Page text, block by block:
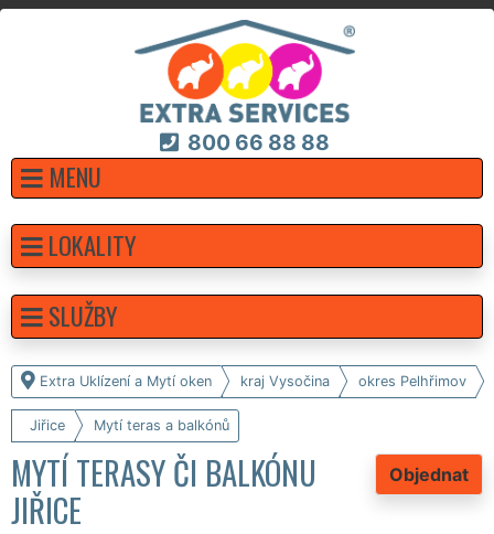
800 66 88 88
MENU
Extra Uklízení a Mytí oken kraj Vysočina okres Pelhřimov
Jiřice Mytí teras a balkónů
Objednat
MYTÍ TERASY ČI BALKÓNU
JIŘICE
LOKALITY
SLUŽBY